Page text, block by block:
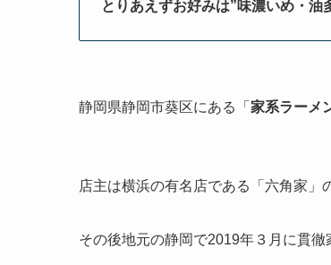
とりあえずお好みは”味濃いめ・油
静岡県静岡市葵区にある「 家系ラーメ
店主は横浜の有名店である「六角家」
その後地元の静岡で2019年３月に貫徹